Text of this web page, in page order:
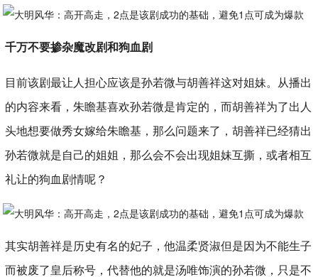
千万不要掺杂魔改剧和狗血剧
目前该剧最让人担心应该是孙若微与胡善祥这对姐妹。从播出
的内容来看，朱瞻基喜欢孙若微是肯定的，而胡善祥为了出人
头地想要做秀女嫁给朱瞻基，那么问题来了，胡善祥已经猜出
孙若微就是自己的姐姐，那么会不会出现姐妹互撕，或者相互
礼让的狗血剧情呢？
其实胡善祥是历史有名的妃子，他温柔贤淑但是因为不能生子
而被废了皇后称号，代替他的就是汤唯饰演的孙若微，只是不